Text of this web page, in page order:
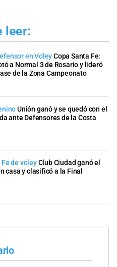
leer:
en VoleyCopa Santa Fe:
a Normal 3 de Rosario y lideró
de la Zona Campeonato
Unión ganó y se quedó con el
ante Defensores de la Costa
de vóleyClub Ciudad ganó el
casa y clasificó a la Final